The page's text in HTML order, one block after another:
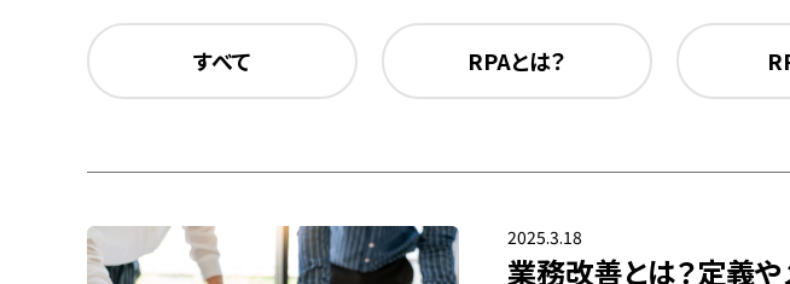
すべて RPAとは？
2025.3.18
業務改善とは？定義